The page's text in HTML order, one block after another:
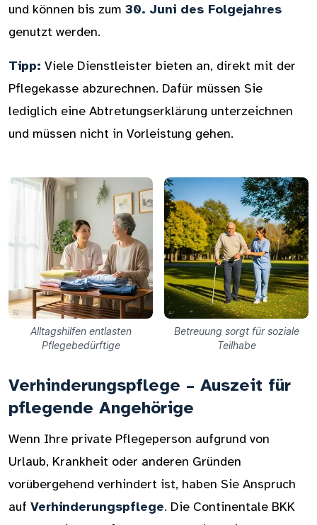
und können bis zum 30. Juni des Folgejahres
genutzt werden.
Tipp: Viele Dienstleister bieten an, direkt mit der
Pflegekasse abzurechnen. Dafür müssen Sie
lediglich eine Abtretungserklärung unterzeichnen
und müssen nicht in Vorleistung gehen.
Alltagshilfen entlasten
Pflegebedürftige
Betreuung sorgt für soziale
Teilhabe
Verhinderungspflege – Auszeit für
pflegende Angehörige
Wenn Ihre private Pflegeperson aufgrund von
Urlaub, Krankheit oder anderen Gründen
vorübergehend verhindert ist, haben Sie Anspruch
auf Verhinderungspflege. Die Continentale BKK